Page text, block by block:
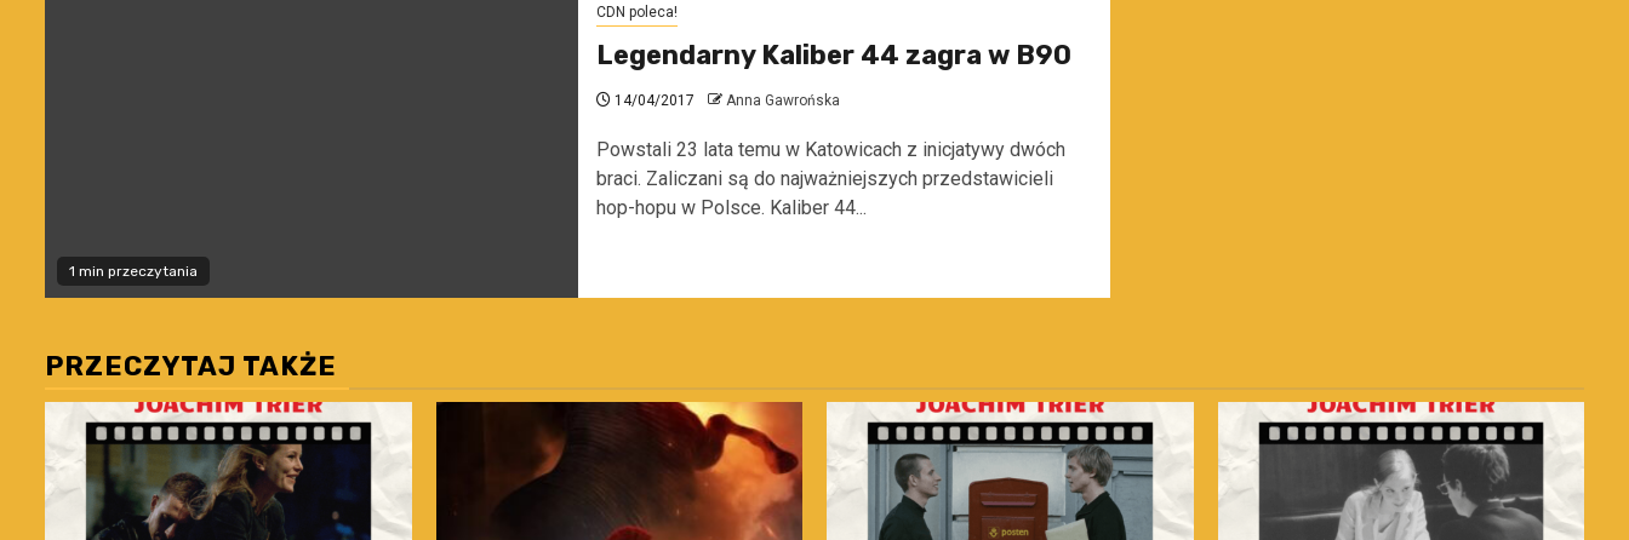
1 min przeczytania
CDN poleca!
Legendarny Kaliber 44 zagra w B90
14/04/2017 Anna Gawrońska
Powstali 23 lata temu w Katowicach z inicjatywy dwóch
braci. Zaliczani są do najważniejszych przedstawicieli
hop-hopu w Polsce. Kaliber 44...
PRZECZYTAJ TAKŻE